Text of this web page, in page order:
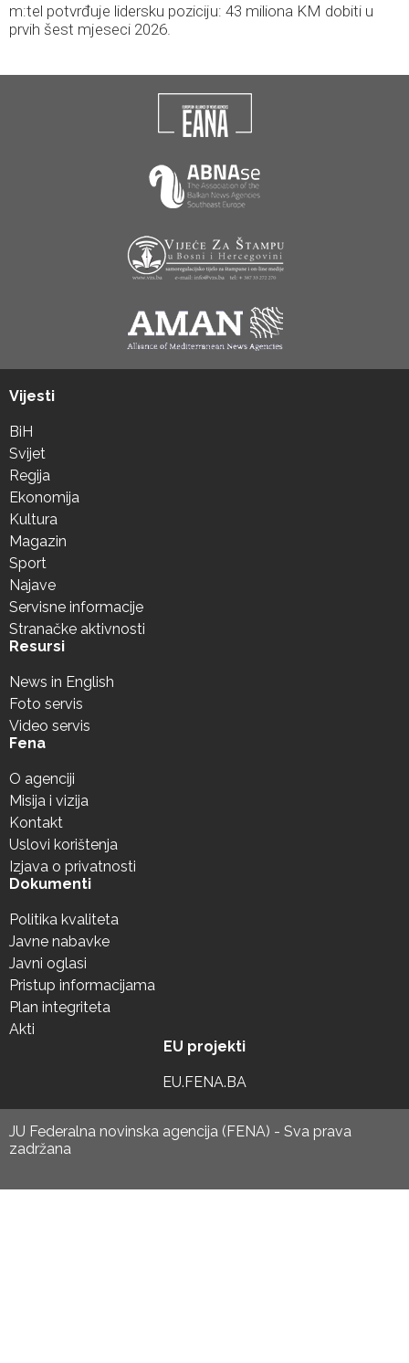
m:tel potvrđuje lidersku poziciju: 43 miliona KM dobiti u
prvih šest mjeseci 2026.
Vijesti
BiH
Svijet
Regija
Ekonomija
Kultura
Magazin
Sport
Najave
Servisne informacije
Stranačke aktivnosti
Resursi
News in English
Foto servis
Video servis
Fena
O agenciji
Misija i vizija
Kontakt
Uslovi korištenja
Izjava o privatnosti
Dokumenti
Politika kvaliteta
Javne nabavke
Javni oglasi
Pristup informacijama
Plan integriteta
Akti
EU projekti
EU.FENA.BA
JU Federalna novinska agencija (FENA) - Sva prava
zadržana